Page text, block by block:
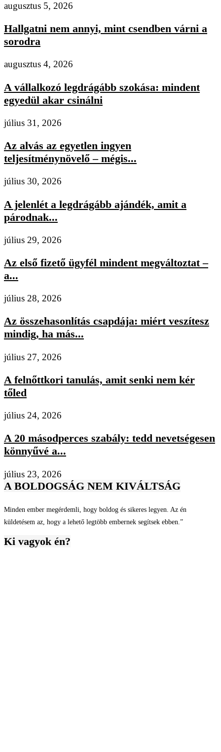
augusztus 5, 2026
Hallgatni nem annyi, mint csendben várni a
sorodra
augusztus 4, 2026
A vállalkozó legdrágább szokása: mindent
egyedül akar csinálni
július 31, 2026
Az alvás az egyetlen ingyen
teljesítménynövelő – mégis...
július 30, 2026
A jelenlét a legdrágább ajándék, amit a
párodnak...
július 29, 2026
Az első fizető ügyfél mindent megváltoztat –
a...
július 28, 2026
Az összehasonlítás csapdája: miért veszítesz
mindig, ha más...
július 27, 2026
A felnőttkori tanulás, amit senki nem kér
tőled
július 24, 2026
A 20 másodperces szabály: tedd nevetségesen
könnyűvé a...
július 23, 2026
A BOLDOGSÁG NEM KIVÁLTSÁG
Minden ember megérdemli, hogy boldog és sikeres legyen. Az én
küldetésem az, hogy a lehető legtöbb embernek segítsek ebben.”
Ki vagyok én?